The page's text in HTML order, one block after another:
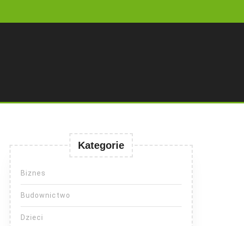
Kategorie
Biznes
Budownictwo
Dzieci